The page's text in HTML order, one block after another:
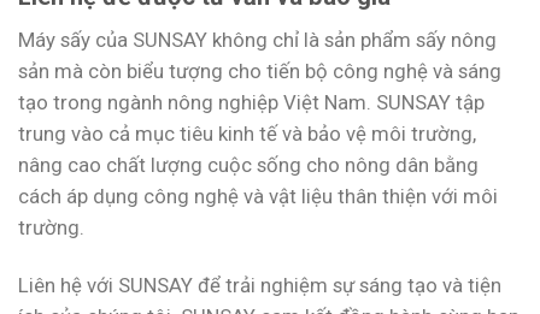
Máy sấy của SUNSAY không chỉ là sản phẩm sấy nông
sản mà còn biểu tượng cho tiến bộ công nghệ và sáng
tạo trong ngành nông nghiệp Việt Nam. SUNSAY tập
trung vào cả mục tiêu kinh tế và bảo vệ môi trường,
nâng cao chất lượng cuộc sống cho nông dân bằng
cách áp dụng công nghệ và vật liệu thân thiện với môi
trường.
Liên hệ với SUNSAY để trải nghiệm sự sáng tạo và tiện